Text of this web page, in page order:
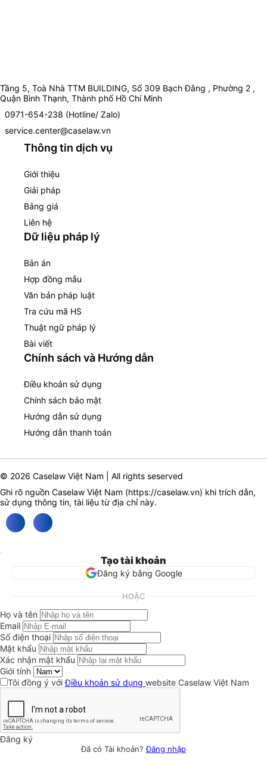
Tầng 5, Toà Nhà TTM BUILDING, Số 309 Bạch Đằng , Phường 2 ,
Quận Bình Thạnh, Thành phố Hồ Chí Minh
0971-654-238 (Hotline/ Zalo)
service.center@caselaw.vn
Thông tin dịch vụ
Giới thiệu
Giải pháp
Bảng giá
Liên hệ
Dữ liệu pháp lý
Bản án
Hợp đồng mẫu
Văn bản pháp luật
Tra cứu mã HS
Thuật ngữ pháp lý
Bài viết
Chính sách và Hướng dẫn
Điều khoản sử dụng
Chính sách bảo mật
Hướng dẫn sử dụng
Hướng dẫn thanh toán
© 2026 Caselaw Việt Nam | All rights seserved
Ghi rõ nguồn Caselaw Việt Nam (https://caselaw.vn) khi trích dẫn,
sử dụng thông tin, tài liệu từ địa chỉ này.
Tạo tài khoản
Đăng ký bằng Google
HOẶC
Họ và tên
Email
Số điện thoại
Mật khẩu
Xác nhận mật khẩu
Giới tính
Tôi đồng ý vớiĐiều khoản sử dụng website Caselaw Việt Nam
Đăng ký
Đã có Tài khoản?Đăng nhập